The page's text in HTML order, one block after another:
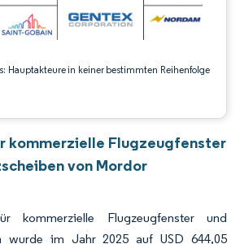
Hauptakteure in keiner bestimmten Reihenfolge
kommerzielle Flugzeugfenster
von Mordor
kommerzielle Flugzeugfenster und
wurde im Jahr 2025 auf USD 644,05